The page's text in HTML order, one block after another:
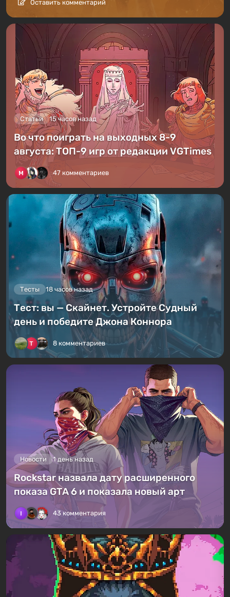
Оставить комментарий
Статьи 15 часов назад
Во что поиграть на выходных 8-9
августа: ТОП-9 игр от редакции VGTimes
47 комментариев
Тесты 18 часов назад
Тест: вы — Скайнет. Устройте Судный
день и победите Джона Коннора
8 комментариев
Новости 1 день назад
Rockstar назвала дату расширенного
показа GTA 6 и показала новый арт
43 комментария